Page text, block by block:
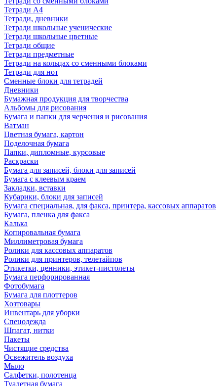
Тетради А4
Тетради, дневники
Тетради школьные ученические
Тетради школьные цветные
Тетради общие
Тетради предметные
Тетради на кольцах со сменными блоками
Тетради для нот
Сменные блоки для тетрадей
Дневники
Бумажная продукция для творчества
Альбомы для рисования
Бумага и папки для черчения и рисования
Ватман
Цветная бумага, картон
Поделочная бумага
Папки, дипломные, курсовые
Раскраски
Бумага для записей, блоки для записей
Бумага с клеевым краем
Закладки, вставки
Кубарики, блоки для записей
Бумага специальная, для факса, принтера, кассовых аппаратов
Бумага, пленка для факса
Калька
Копировальная бумага
Миллиметровая бумага
Ролики для кассовых аппаратов
Ролики для принтеров, телетайпов
Этикетки, ценники, этикет-пистолеты
Бумага перфорированная
Фотобумага
Бумага для плоттеров
Хозтовары
Инвентарь для уборки
Спецодежда
Шпагат, нитки
Пакеты
Чистящие средства
Освежитель воздуха
Мыло
Салфетки, полотенца
Туалетная бумага